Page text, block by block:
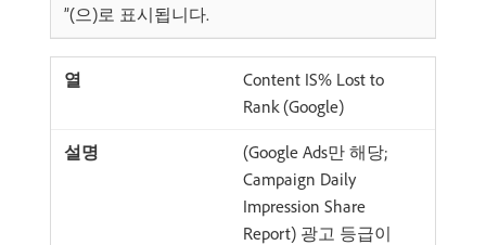
”(으)로 표시됩니다.
Content IS% Lost to
Rank (Google)
(Google Ads만 해당;
Campaign Daily
Impression Share
Report) 광고 등급이